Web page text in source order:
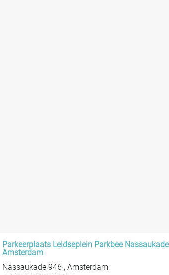
Parkeerplaats Leidseplein Parkbee Nassaukade
Amsterdam
Nassaukade 946 , Amsterdam